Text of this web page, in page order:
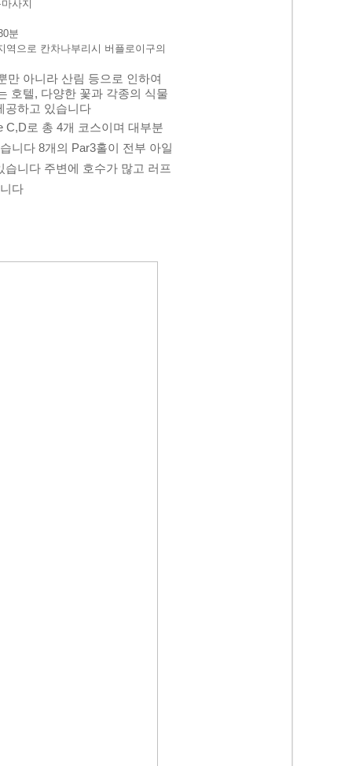
사지
분
으로 칸차나부리시 버플로이구의
만 아니라 산림 등으로 인하여
호텔, 다양한 꽃과 각종의 식물
공하고 있습니다
C,D로 총 4개 코스이며 대부분
니다 8개의 Par3홀이 전부 아일
습니다 주변에 호수가 많고 러프
다